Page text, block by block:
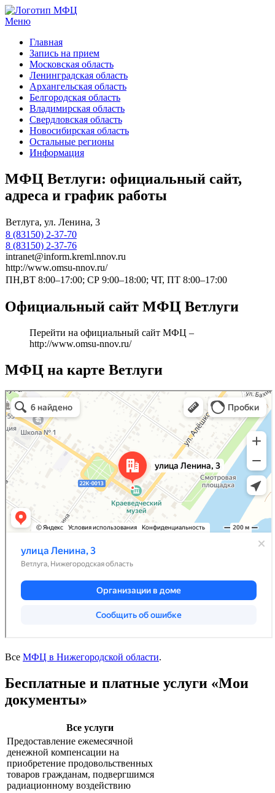
Меню
Главная
Запись на прием
Московская область
Ленинградская область
Архангельская область
Белгородская область
Владимирская область
Свердловская область
Новосибирская область
Остальные регионы
Информация
МФЦ Ветлуги: официальный сайт,
адреса и график работы
Ветлуга, ул. Ленина, 3
8 (83150) 2-37-70
8 (83150) 2-37-76
intranet@inform.kreml.nnov.ru
http://www.omsu-nnov.ru/
ПН,ВТ 8:00–17:00; СР 9:00–18:00; ЧТ, ПТ 8:00–17:00
Официальный сайт МФЦ Ветлуги
Перейти на официальный сайт МФЦ –
http://www.omsu-nnov.ru/
МФЦ на карте Ветлуги
Все МФЦ в Нижегородской области.
Бесплатные и платные услуги «Мои
документы»
Все услуги
Предоставление ежемесячной
денежной компенсации на
приобретение продовольственных
товаров гражданам, подвергшимся
радиационному воздействию